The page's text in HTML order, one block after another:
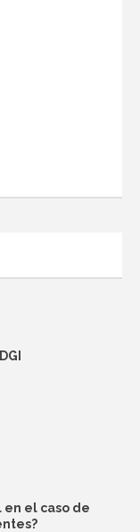
en el caso de